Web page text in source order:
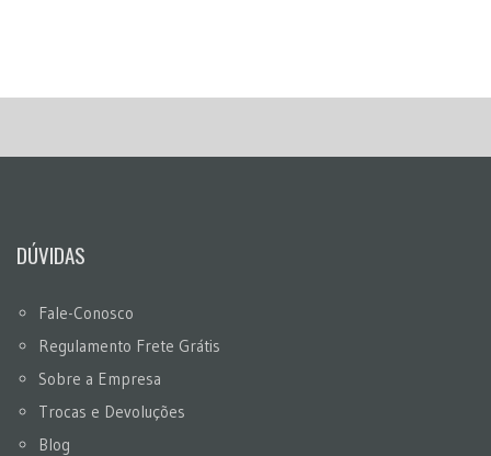
DÚVIDAS
Fale-Conosco
Regulamento Frete Grátis
Sobre a Empresa
Trocas e Devoluções
Blog